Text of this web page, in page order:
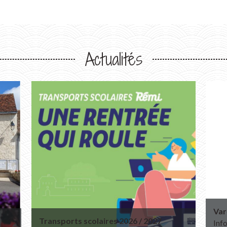
Actualités
Transports scolaires 2026 / 2027